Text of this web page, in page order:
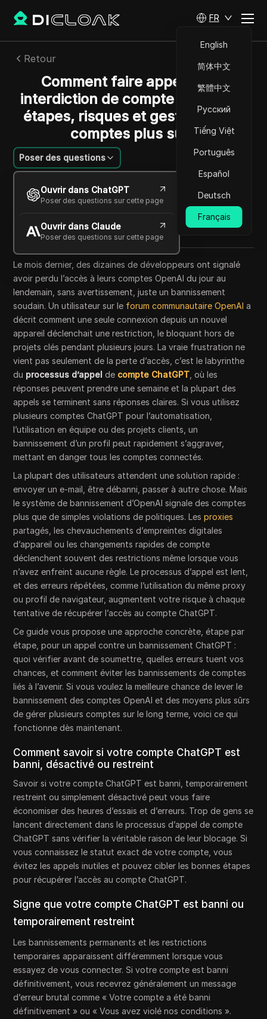
FR
English
简体中文
繁體中文
Русский
Tiếng Việt
Português
Español
Deutsch
Français
Retour
Comment faire appel d’une
interdiction de compte ChatGPT :
étapes, risques et gestion multi-
comptes plus sûre
Poser des questions
Ouvrir dans ChatGPT
Poser des questions sur cette page
Ouvrir dans Claude
Poser des questions sur cette page
Sandra Anderson
23 juin 2026 8 min de lecture
Copy Link
Le mois dernier, des dizaines de développeurs ont signalé
avoir perdu l’accès à leurs comptes OpenAI du jour au
lendemain, sans avertissement, juste un bannissement
soudain. Un utilisateur sur le forum communautaire OpenAI a
décrit comment une seule connexion depuis un nouvel
appareil déclenchait une restriction, le bloquant hors de
projets clés pendant plusieurs jours. La vraie frustration ne
vient pas seulement de la perte d’accès, c’est le labyrinthe
du processus d’appel de compte ChatGPT , où les
réponses peuvent prendre une semaine et la plupart des
appels se terminent sans réponses claires. Si vous utilisez
plusieurs comptes ChatGPT pour l’automatisation,
l’utilisation en équipe ou des projets clients, un
bannissement d’un profil peut rapidement s’aggraver,
mettant en danger tous les comptes connectés.
La plupart des utilisateurs attendent une solution rapide :
envoyer un e-mail, être débanni, passer à autre chose. Mais
le système de bannissement d’OpenAI signale des comptes
plus que de simples violations de politiques. Lesproxies
partagés, les chevauchements d’empreintes digitales
d’appareil ou les changements rapides de compte
déclenchent souvent des restrictions même lorsque vous
n’avez enfreint aucune règle. Le processus d’appel est lent,
et des erreurs répétées, comme l’utilisation du même proxy
ou profil de navigateur, augmentent votre risque à chaque
tentative de récupérer l’accès au compte ChatGPT.
Ce guide vous propose une approche concrète, étape par
étape, pour un appel contre un bannissement ChatGPT :
quoi vérifier avant de soumettre, quelles erreurs tuent vos
chances, et comment éviter les bannissements de comptes
liés à l’avenir. Si vous voulez la meilleure chance de lever le
bannissement des comptes OpenAI et des moyens plus sûrs
de gérer plusieurs comptes sur le long terme, voici ce qui
fonctionne dès maintenant.
Comment savoir si votre compte ChatGPT est
banni, désactivé ou restreint
Savoir si votre compte ChatGPT est banni, temporairement
restreint ou simplement désactivé peut vous faire
économiser des heures d’essais et d’erreurs. Trop de gens se
lancent directement dans le processus d’appel de compte
ChatGPT sans vérifier la véritable raison de leur blocage. Si
vous connaissez le statut exact de votre compte, vous
évitez les appels inutiles et pouvez cibler les bonnes étapes
pour récupérer l’accès au compte ChatGPT.
Signe que votre compte ChatGPT est banni ou
temporairement restreint
Les bannissements permanents et les restrictions
temporaires apparaissent différemment lorsque vous
essayez de vous connecter. Si votre compte est banni
définitivement, vous recevrez généralement un message
d’erreur brutal comme « Votre compte a été banni
définitivement » ou « Vous avez violé nos conditions ».